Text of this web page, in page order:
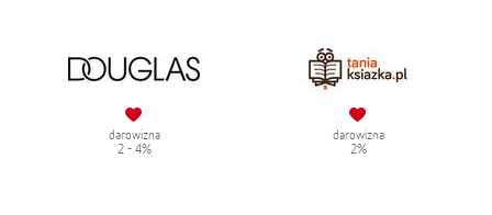
darowizna
2 - 4%
darowizna
2%